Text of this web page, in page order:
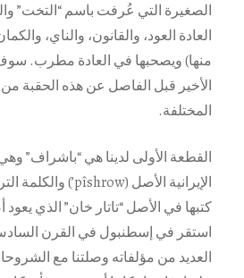
الصغيرة التي عُرفت باسم “التخت”
العادة العود، والقانون، والناي،
منها) ويصحبها في العادة مطرب.
الأخير قبل الفاصل عن هذه الحقبة من
المختلفة.
القطعة الأولى لدينا هي “باشراف”
كتبها في الأصل “تاتار خان” الذي
استقر في إسطنبول في القرن
العديد من مؤلفاته وصلتنا مع